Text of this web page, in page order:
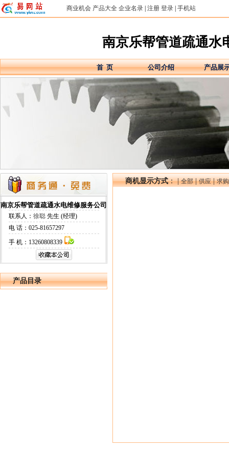
商业机会 产品大全 企业名录 注册 登录 手机站网址：
南京乐帮管道疏通水
首 页 公司介绍 产品展
南京乐帮管道疏通水电维修服务公司
联系人： 徐聪先生 (经理)
电 话：025-81657297
手 机：13260808339
产品目录
商机显示方式： |全部|供应|求购